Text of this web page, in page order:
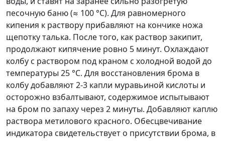
песочную баню (≈ 100 °С). Для равномерного
кипения к раствору прибавляют на кончике ножа
щепотку талька. После того, как раствор закипит,
продолжают кипячение ровно 5 минут. Охлаждают
колбу с раствором под краном с холодной водой до
температуры 25 °С. Для восстановления брома в
колбу добавляют 2-3 капли муравьиной кислоты и
осторожно взбалтывают, содержимое испытывают
на бром по запаху через 2 минуты. Добавляют каплю
раствора метилового красного. Обесцвечивание
индикатора свидетельствует о присутствии брома, в